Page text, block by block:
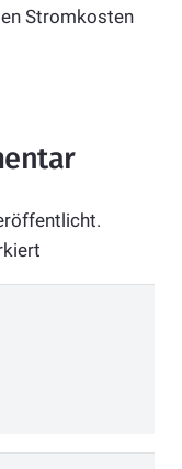
Stromkosten